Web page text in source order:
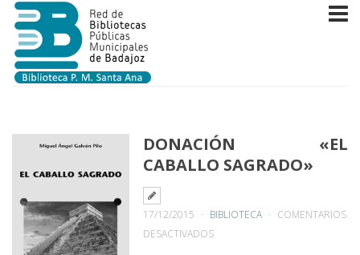
DONACIÓN «EL
CABALLO SAGRADO»
17/12/2015 BIBLIOTECA
COMENTARIOS
DESACTIVADOSEN